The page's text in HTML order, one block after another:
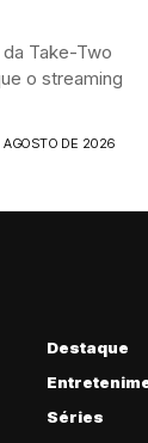
Take-Two
o streaming
AGOSTO DE 2026
Destaque
Séries